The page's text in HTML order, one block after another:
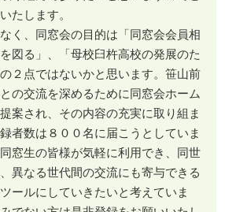
たします。
く、同窓会の目的は「同窓会会員相
図る」、「母校臼杵高校の発展のた
２点ではないかと思います。笹山前
の交流を深めるために同窓会ホーム
案され、その内容の充実に取り組ま
者数は８００名に届こうとしていま
窓生の皆様が気軽に利用でき、同世
異なる世代間の交流にも寄与できる
ールにしていきたいと考えていま